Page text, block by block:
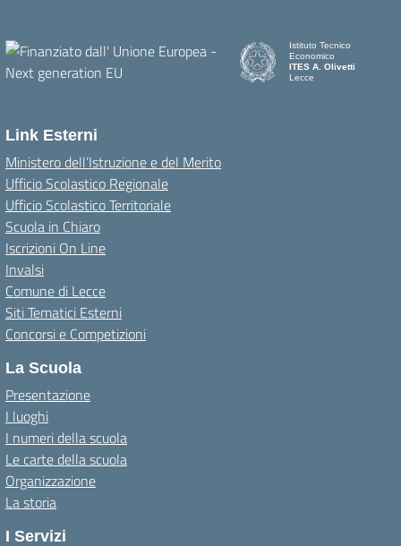
Istituto Tecnico
Economico
ITES A. Olivetti
Lecce
Link Esterni
Ministero dell’Istruzione e del Merito
Ufficio Scolastico Regionale
Ufficio Scolastico Territoriale
Scuola in Chiaro
Iscrizioni On Line
Invalsi
Comune di Lecce
Siti Tematici Esterni
Concorsi e Competizioni
La Scuola
Presentazione
I luoghi
I numeri della scuola
Le carte della scuola
Organizzazione
La storia
I Servizi